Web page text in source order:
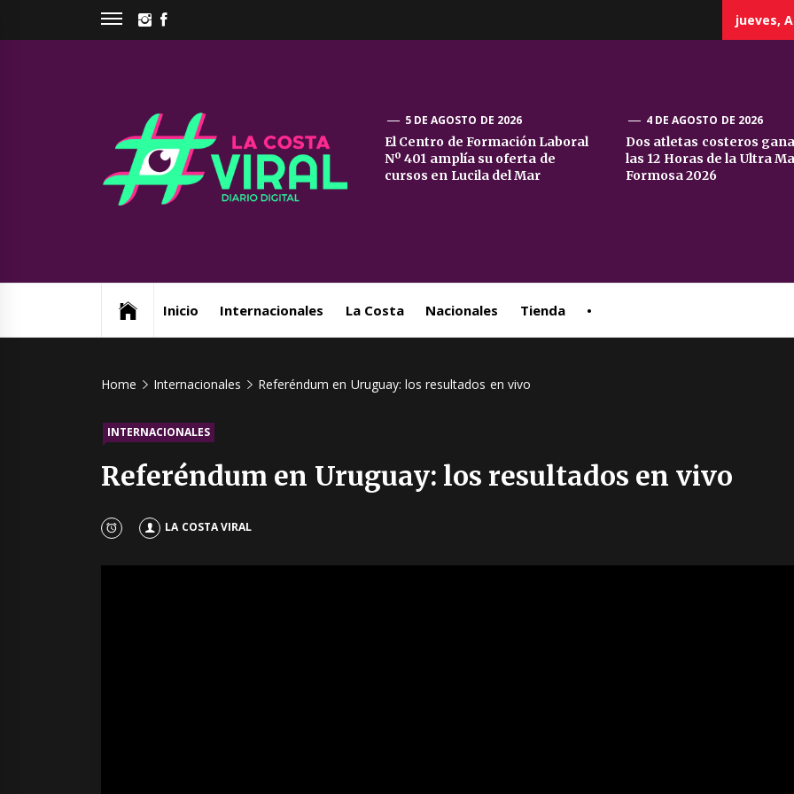
INSTAGRAM
jueves,
La
Costa
5 DE AGOSTO DE 2026
El Centro de Formación Laboral
Nº 401 amplía su oferta de
cursos en Lucila del Mar
4 DE AGOSTO DE 2026
Dos atletas costeros
las 12 Horas de la Ultra
Formosa 2026
Inicio Internacionales La Costa Nacionales Tienda •
Home Internacionales Referéndum en Uruguay: los resultados en vivo
INTERNACIONALES
Referéndum en Uruguay: los resultados en vivo
LA COSTA VIRAL